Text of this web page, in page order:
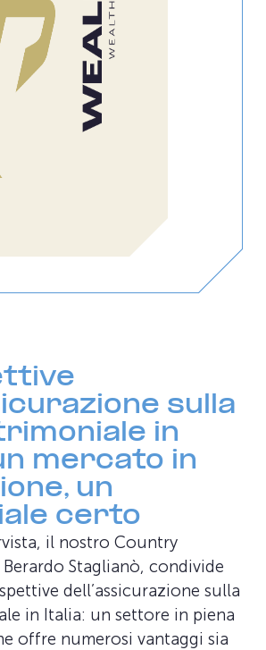
sulla
in
mercato in
un
certo
il nostro Country
Staglianò, condivide
dell’assicurazione sulla
in Italia: un settore in piena
offre numerosi vantaggi sia